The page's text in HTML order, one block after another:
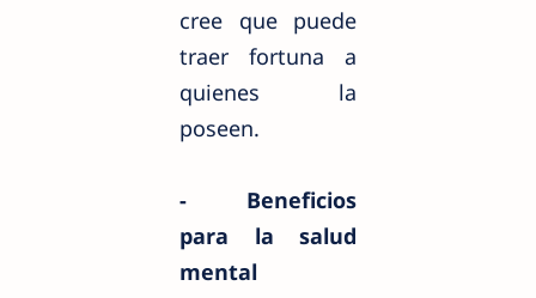
cree que puede
traer fortuna a
quienes la
poseen.
- Beneficios
para la salud
mental